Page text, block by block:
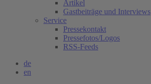
Artikel
Gastbeiträge und Interviews
Service
Pressekontakt
Pressefotos/Logos
RSS-Feeds
de
en